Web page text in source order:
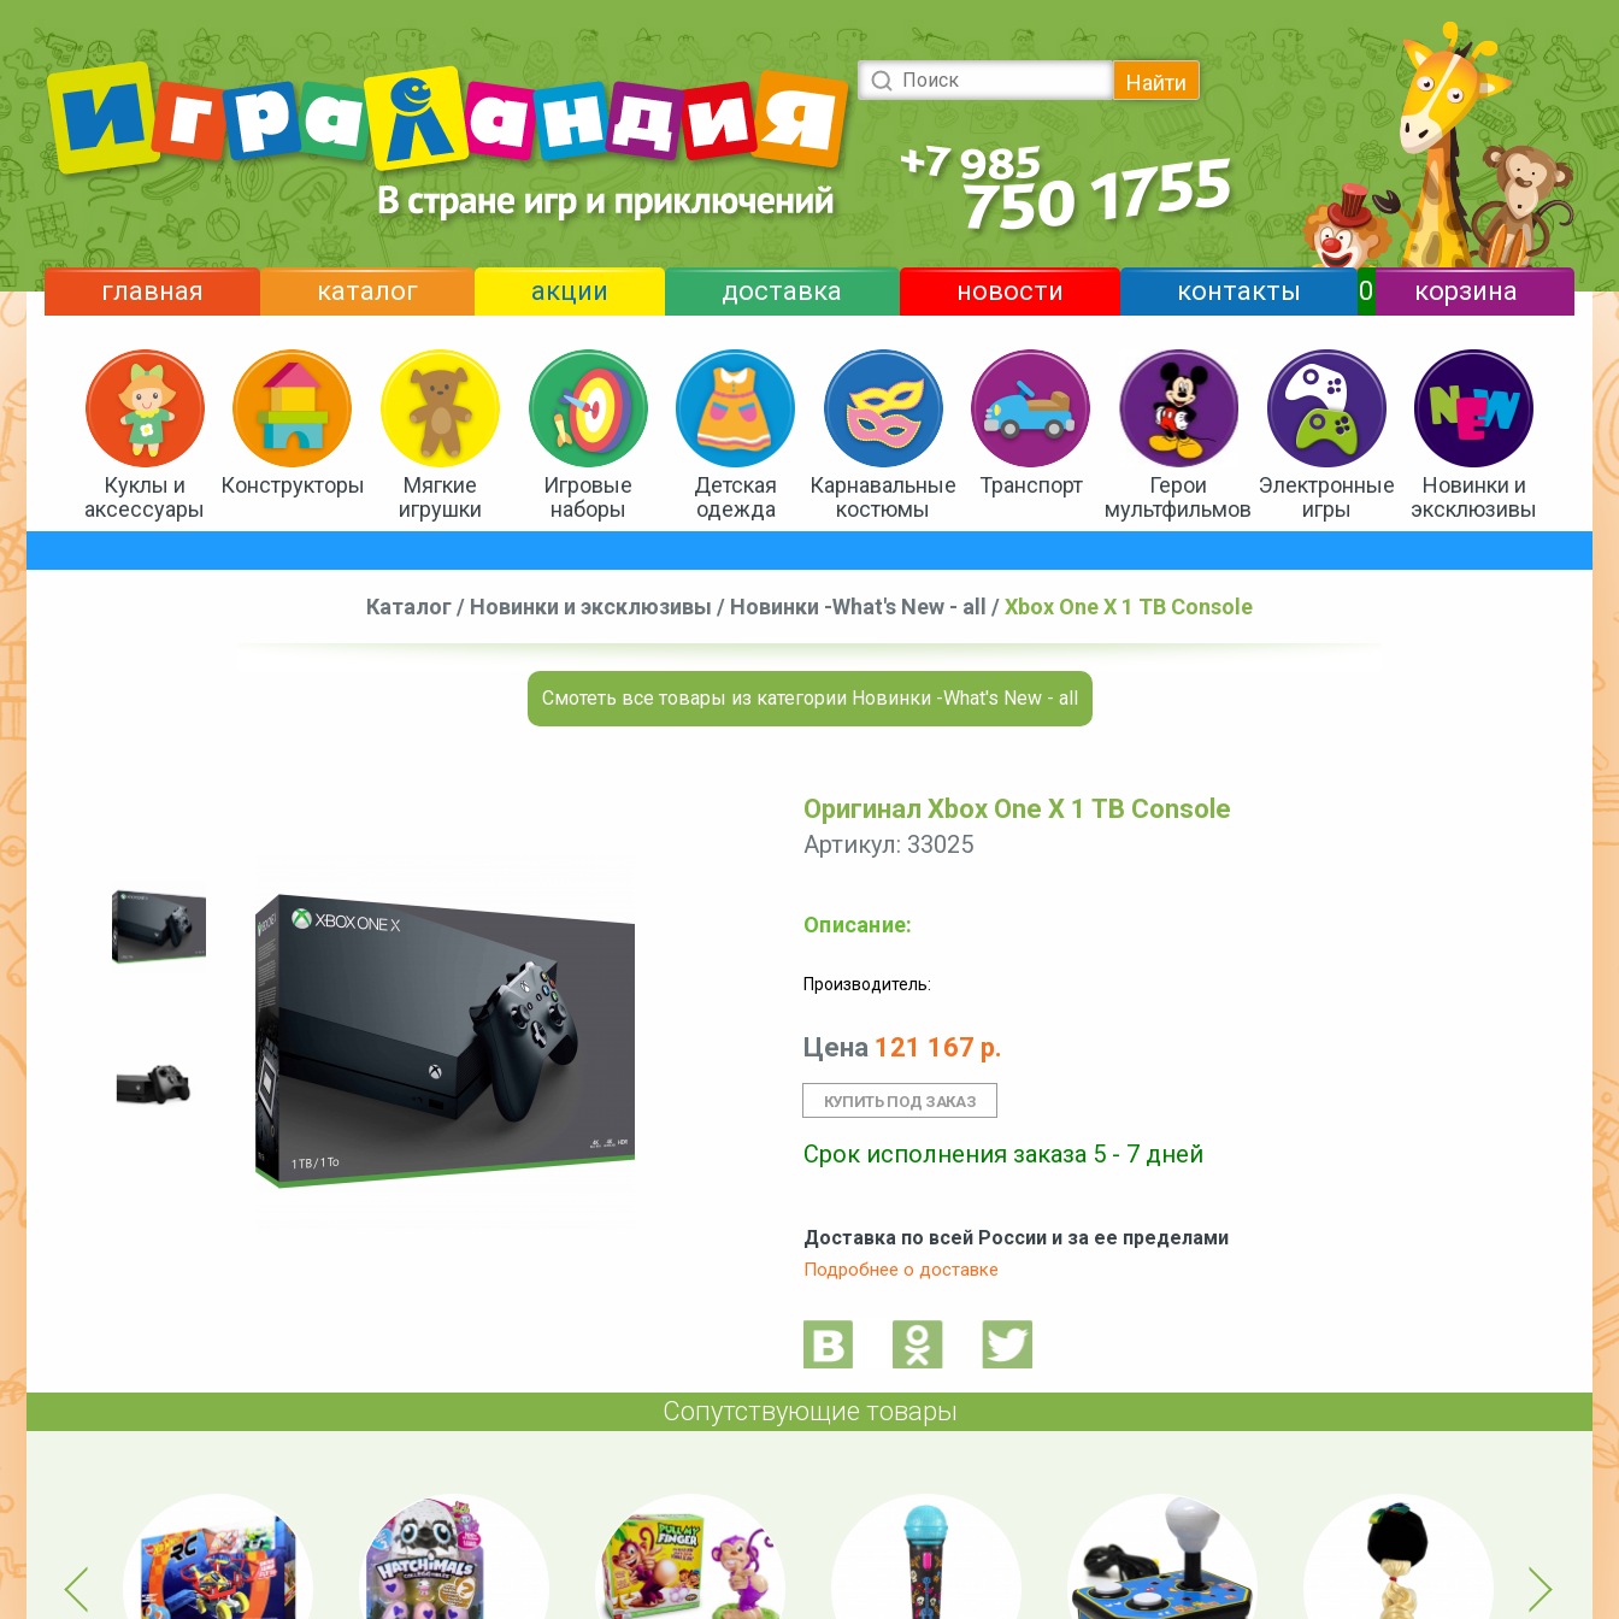
Найти
главная каталог акции доставка новости контакты 0 корзина
Куклы и
аксессуары
Конструкторы
Мягкие
игрушки
Игровые
наборы
Детская
одежда
Карнавальные
костюмы
Транспорт
Герои
мультфильмов
Электронные
игры
Новинки и
эксклюзивы
Каталог / Новинки и эксклюзивы / Новинки -What's New - all /Xbox One X 1 TB Console
Смотеть все товары из категории Новинки -What's New - all
Оригинал Xbox One X 1 TB Console
Артикул: 33025
Описание:
Производитель:
Цена 121 167 р.
Срок исполнения заказа 5 - 7 дней
Доставка по всей России и за ее пределами
Подробнее о доставке
Сопутствующие товары
Previous Next